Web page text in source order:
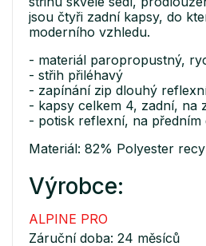
jsou čtyři zadní kapsy, do
moderního vzhledu.
- materiál paropropustný,
- střih přiléhavý
- zapínání zip dlouhý
- kapsy celkem 4, zadní, na
- potisk reflexní, na
Materiál: 82% Polyester
Výrobce:
ALPINE PRO
Záruční doba: 24 měsíců